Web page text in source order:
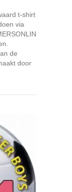
t-shirt
via
de
door
T-